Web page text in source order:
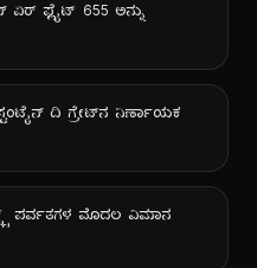
ಏರ್ ಫ್ಲೈಟ್ 655 ಅನ್ನು
ದಿ ಗ್ರೇಟ್‌ನ ನಿರ್ಣಾಯಕ
ಪರ್ವತಗಳ ಮೊದಲ ವಿಮಾನ